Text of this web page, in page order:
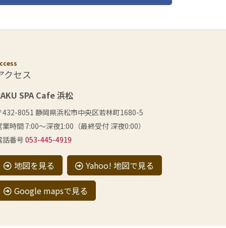
クセス
SPA Cafe 浜松
432-8051 静岡県浜松市中央区若林町1680-5
業時間 7:00〜深夜1:00（最終受付 深夜0:00）
話番号 053-445-4919
地図を見る Yahoo! 地図で見る
Google mapsで見る